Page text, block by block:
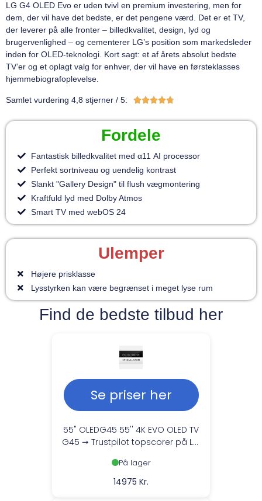
LG G4 OLED Evo er uden tvivl en premium investering, men for
dem, der vil have det bedste, er det pengene værd. Det er et TV,
der leverer på alle fronter – billedkvalitet, design, lyd og
brugervenlighed – og cementerer LG’s position som markedsleder
inden for OLED-teknologi. Kort sagt: et af årets absolut bedste
TV’er og et oplagt valg for enhver, der vil have en førsteklasses
hjemmebiografoplevelse.
Samlet vurdering 4,8 stjerner / 5: 
Fordele
Fantastisk billedkvalitet med α11 AI processor
Perfekt sortniveau og uendelig kontrast
Slankt "Gallery Design" til flush vægmontering
Kraftfuld lyd med Dolby Atmos
Smart TV med webOS 24
Ulemper
Højere prisklasse
Lysstyrken kan være begrænset i meget lyse rum
Find de bedste tilbud her
Se priser her
55" OLEDG45 55'' 4K EVO OLED TV
G45 ➞ Trustpilot topscorer på LG
På lager
14975 Kr.